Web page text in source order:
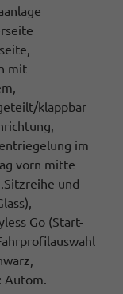
mit
klappbar
im
vorn mitte
und
Go (Start-
Autom.